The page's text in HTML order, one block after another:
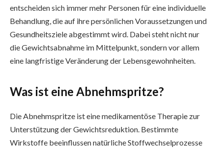
entscheiden sich immer mehr Personen für eine individuelle
Behandlung, die auf ihre persönlichen Voraussetzungen und
Gesundheitsziele abgestimmt wird. Dabei steht nicht nur
die Gewichtsabnahme im Mittelpunkt, sondern vor allem
eine langfristige Veränderung der Lebensgewohnheiten.
Was ist eine Abnehmspritze?
Die Abnehmspritze ist eine medikamentöse Therapie zur
Unterstützung der Gewichtsreduktion. Bestimmte
Wirkstoffe beeinflussen natürliche Stoffwechselprozesse